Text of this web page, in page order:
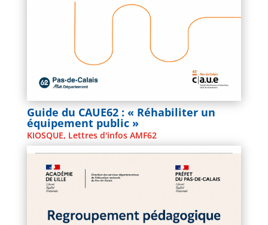
Guide du CAUE62 : « Réhabiliter un
équipement public »
KIOSQUE, Lettres d'infos AMF62